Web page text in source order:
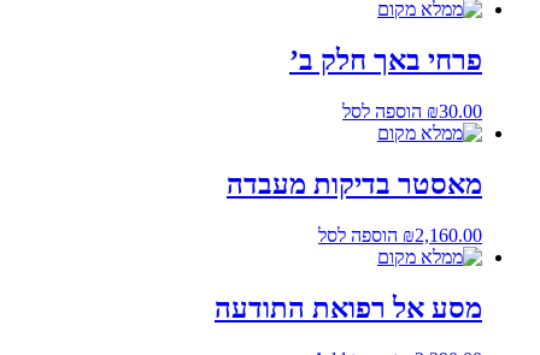
פרחי באך חלק ב’
₪30.00 הוספה לסל
מאסטר בדיקות מעבדה
₪2,160.00 הוספה לסל
מסע אל רפואת התודעה